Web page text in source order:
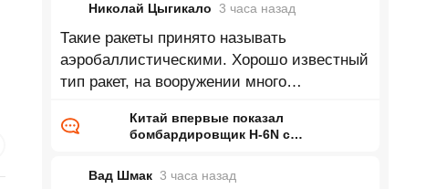
Николай Цыгикало 3 часа назад
Такие ракеты принято называть
аэробаллистическими. Хорошо известный
тип ракет, на вооружении много
Китай впервые показал
бомбардировщик H-6N с
Вад Шмак 3 часа назад